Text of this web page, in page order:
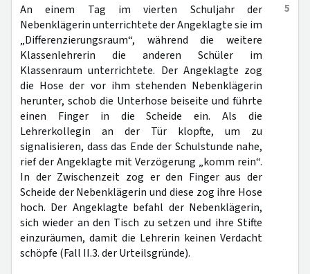
5
An einem Tag im vierten Schuljahr der
Nebenklägerin unterrichtete der Angeklagte sie im
„Differenzierungsraum“, während die weitere
Klassenlehrerin die anderen Schüler im
Klassenraum unterrichtete. Der Angeklagte zog
die Hose der vor ihm stehenden Nebenklägerin
herunter, schob die Unterhose beiseite und führte
einen Finger in die Scheide ein. Als die
Lehrerkollegin an der Tür klopfte, um zu
signalisieren, dass das Ende der Schulstunde nahe,
rief der Angeklagte mit Verzögerung „komm rein“.
In der Zwischenzeit zog er den Finger aus der
Scheide der Nebenklägerin und diese zog ihre Hose
hoch. Der Angeklagte befahl der Nebenklägerin,
sich wieder an den Tisch zu setzen und ihre Stifte
einzuräumen, damit die Lehrerin keinen Verdacht
schöpfe (Fall II.3. der Urteilsgründe).